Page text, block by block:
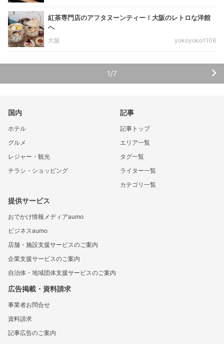
紅茶専門店のアフタヌーンティー！大阪のレトロな洋館
へ
大阪
yokoyoko1106
1/7
国内
ホテル
グルメ
レジャー・観光
チラシ・ショッピング
記事
記事トップ
エリア一覧
タグ一覧
ライター一覧
カテゴリ一覧
提供サービス
おでかけ情報メディアaumo
ビジネスaumo
店舗・施設支援サービスのご案内
企業支援サービスのご案内
自治体・地域団体支援サービスのご案内
広告掲載・資料請求
事業者お問合せ
資料請求
記事広告のご案内